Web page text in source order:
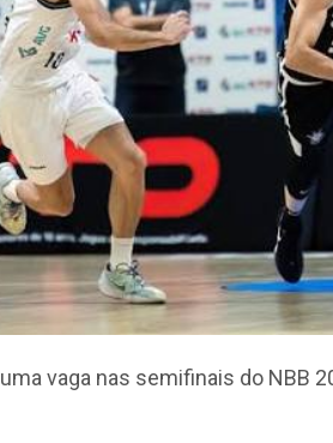
vaga nas semifinais do NBB